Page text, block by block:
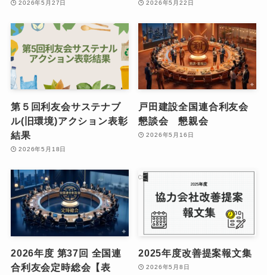
2026年5月27日 2026年5月22日
第５回利友会サステナブ
ル(旧環境)アクション表彰
結果
2026年5月18日
戸田建設全国連合利友会
懇談会 懇親会
2026年5月16日
2026年度 第37回 全国連
合利友会定時総会【表
2025年度改善提案報文集
2026年5月8日